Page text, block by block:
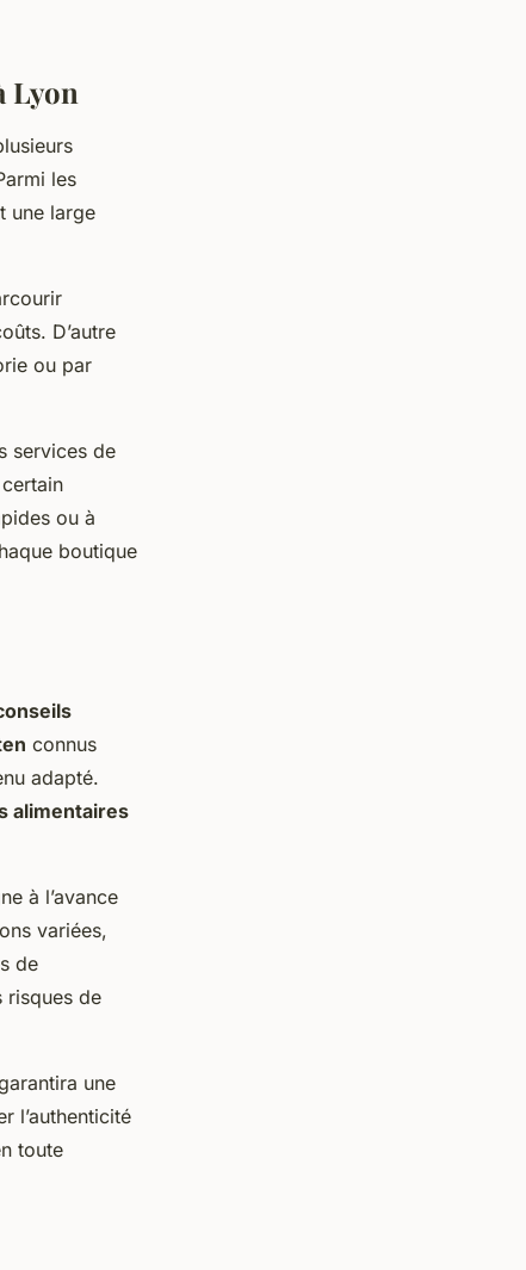
Lyon
les
une large
D’autre
ou par
services de
ou à
boutique
connus
adapté.
alimentaires
à l’avance
variées,
de
risques de
une
l’authenticité
toute